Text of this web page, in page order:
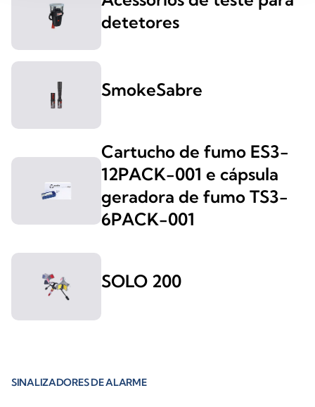
detetores
SmokeSabre
Cartucho de fumo ES3-
12PACK-001 e cápsula
geradora de fumo TS3-
6PACK-001
SOLO 200
SINALIZADORES DE ALARME